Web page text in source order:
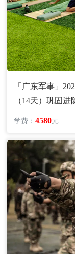
「广东军事」
（14天）巩固
学费：4580元